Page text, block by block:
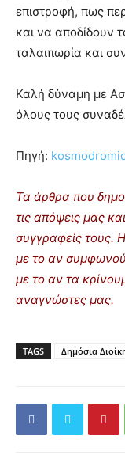
επιστροφή, πως
και να αποδίδουν
ταλαιπωρία και
Καλή δύναμη με
όλους τους
Πηγή:
Τα άρθρα που
τις απόψεις μας
συγγραφείς τους.
με το αν
με το αν τα
αναγνώστες μας.
TAGS Δημόσια